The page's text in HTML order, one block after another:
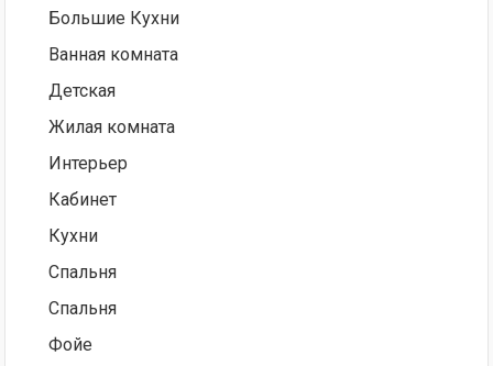
Большие Кухни
Ванная комната
Детская
Жилая комната
Интерьер
Кабинет
Кухни
Спальня
Спальня
Фойе